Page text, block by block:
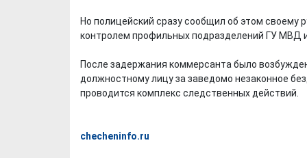
Но полицейский сразу сообщил об этом своему
контролем профильных подразделений ГУ МВД
После задержания коммерсанта было
должностному лицу за заведомо незаконное
проводится комплекс следственных действий.
checheninfo.ru